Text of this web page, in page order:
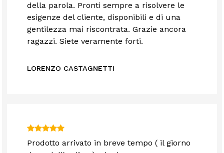
della parola. Pronti sempre a risolvere le
esigenze del cliente, disponibili e di una
gentilezza mai riscontrata. Grazie ancora
ragazzi. Siete veramente forti.
LORENZO CASTAGNETTI
Prodotto arrivato in breve tempo ( il giorno